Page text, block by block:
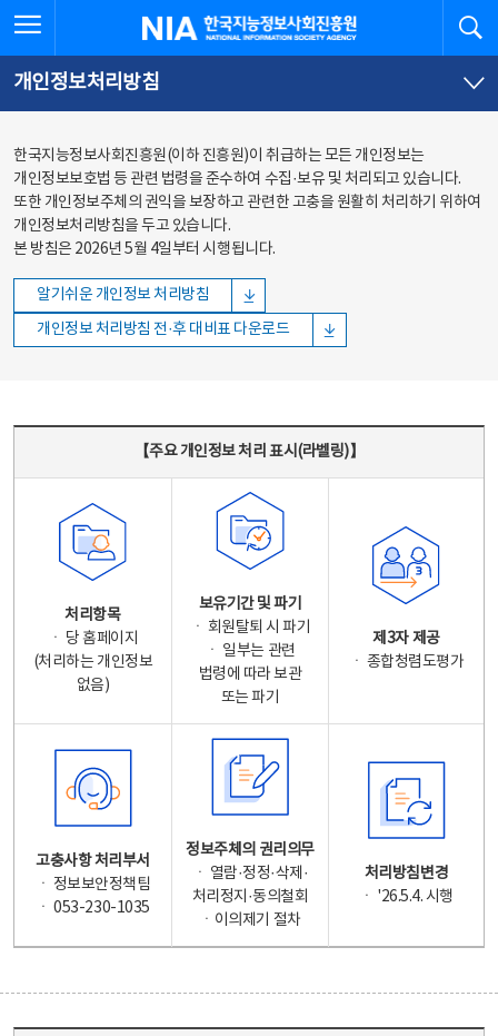
바로가기
바로가기
한국지능정보사회진흥원
개인정보처리방침
한국지능정보사회진흥원(이하 진흥원)이 취급하는 모든 개인정보는
개인정보보호법 등 관련 법령을 준수하여 수집·보유 및 처리되고 있습니다.
또한 개인정보주체의 권익을 보장하고 관련한 고충을 원활히 처리하기 위하여
개인정보처리방침을 두고 있습니다.
본 방침은 2026년 5월 4일부터 시행됩니다.
알기쉬운 개인정보 처리방침
개인정보 처리방침 전·후 대비표 다운로드
【주요 개인정보 처리 표시(라벨링)】
처리항목
ㆍ 당 홈페이지
(처리하는 개인정보
없음)
보유기간 및 파기
ㆍ 회원탈퇴 시 파기
ㆍ 일부는 관련
법령에 따라 보관
또는 파기
제3자 제공
ㆍ 종합청렴도평가
고충사항 처리부서
ㆍ 정보보안정책팀
ㆍ 053-230-1035
정보주체의 권리의무
ㆍ 열람·정정·삭제·
처리정지·동의철회
ㆍ이의제기 절차
처리방침변경
ㆍ '26.5.4. 시행